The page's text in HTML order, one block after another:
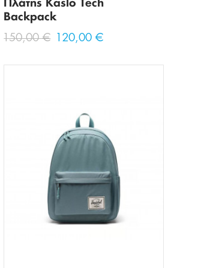
Πλάτης Kaslo Tech
Backpack
150,00 € 120,00 €